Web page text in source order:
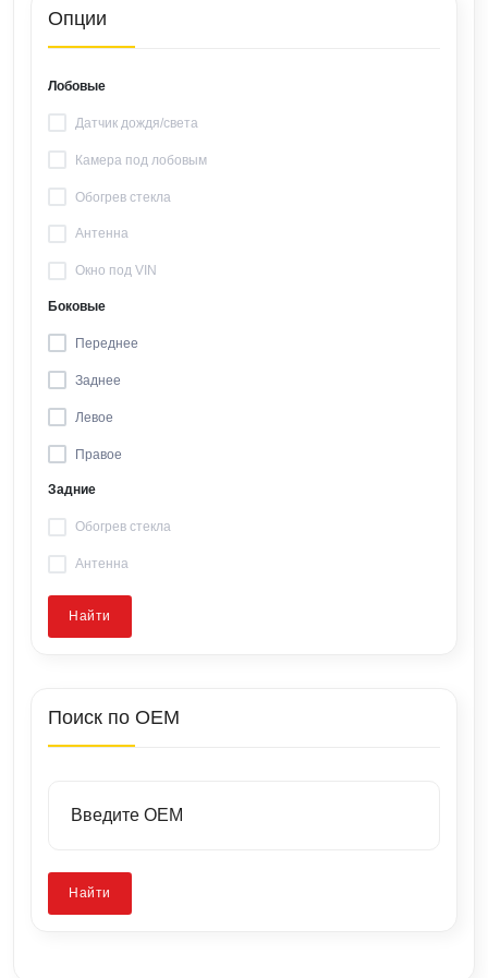
Опции
Лобовые
Датчик дождя/света
Камера под лобовым
Обогрев стекла
Антенна
Окно под VIN
Боковые
Переднее
Заднее
Левое
Правое
Задние
Обогрев стекла
Антенна
Найти
Поиск по OEM
Найти